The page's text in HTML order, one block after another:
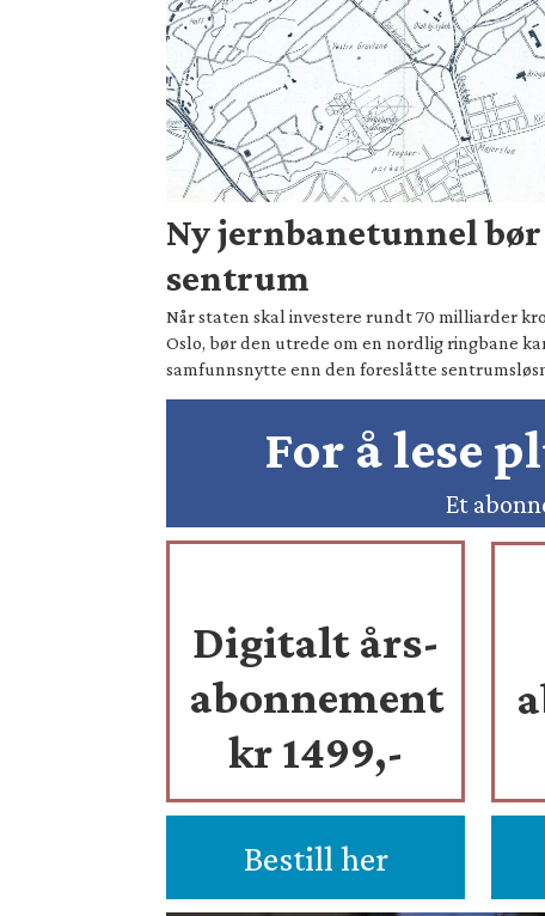
Ny jernbanetunnel
sentrum
Når staten skal investere rundt 70 milliarder
Oslo, bør den utrede om en nordlig ringbane
samfunnsnytte enn den foreslåtte
For å lese
Et
Digitalt års-
abonnement
kr 1499,-
Bestill her